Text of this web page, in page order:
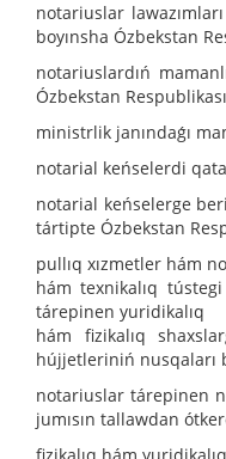
notariuslar
boyınsha Ózbekstan
notariuslardıń
Ózbekstan
ministrlik janındaǵı
notarial keńselerdi
notarial keńselerge
tártipte Ózbekstan
pullıq xızmetler hám
hám texnikalıq
tárepinen yuridikalıq
hám fizikalıq
hújjetleriniń nusqaları
notariuslar tárepinen
jumısın tallawdan